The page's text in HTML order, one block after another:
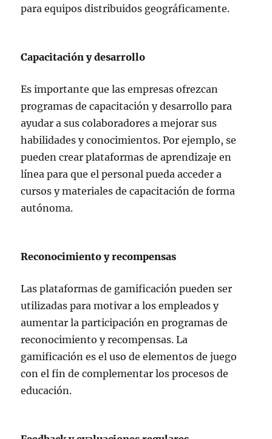
para equipos distribuidos geográficamente.
Capacitación y desarrollo
Es importante que las empresas ofrezcan
programas de capacitación y desarrollo para
ayudar a sus colaboradores a mejorar sus
habilidades y conocimientos. Por ejemplo, se
pueden crear plataformas de aprendizaje en
línea para que el personal pueda acceder a
cursos y materiales de capacitación de forma
autónoma.
Reconocimiento y recompensas
Las plataformas de gamificación pueden ser
utilizadas para motivar a los empleados y
aumentar la participación en programas de
reconocimiento y recompensas. La
gamificación es el uso de elementos de juego
con el fin de complementar los procesos de
educación.